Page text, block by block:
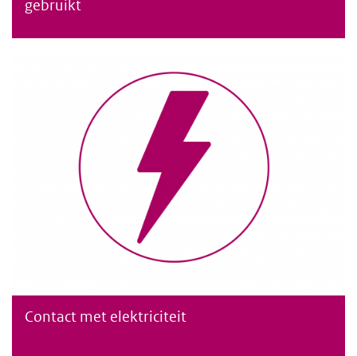
gebruikt
Contact met elektriciteit
Contact met elektriciteit